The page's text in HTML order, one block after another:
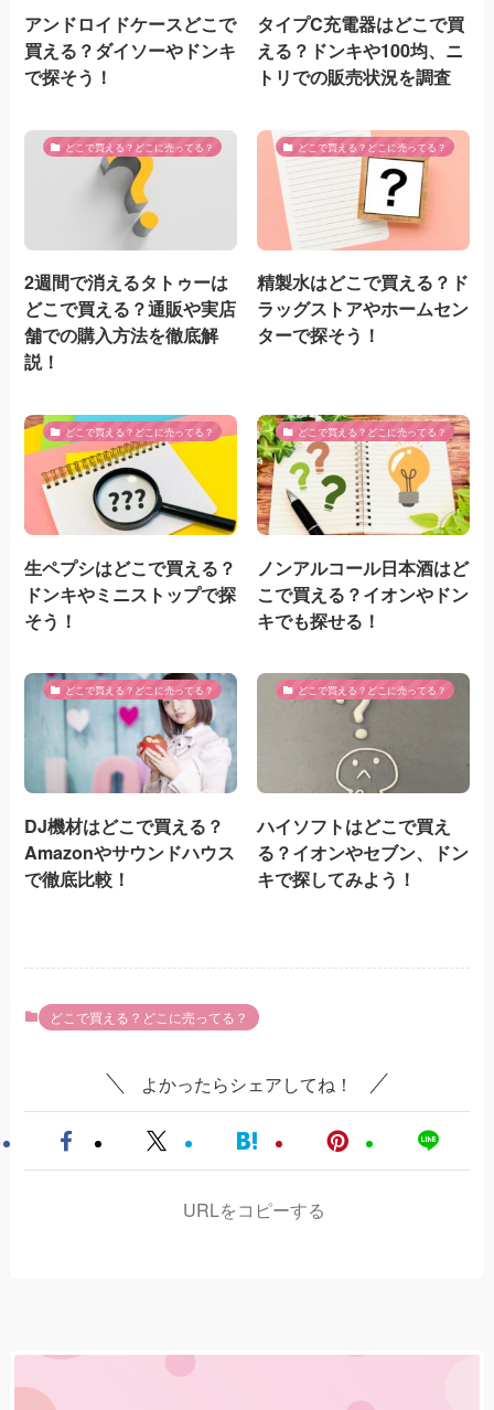
アンドロイドケースどこで
買える？ダイソーやドンキ
で探そう！
タイプC充電器はどこで買
える？ドンキや100均、ニ
トリでの販売状況を調査
どこで買える？どこに売ってる？
2週間で消えるタトゥーは
どこで買える？通販や実店
舗での購入方法を徹底解
説！
どこで買える？どこに売ってる？
精製水はどこで買える？ド
ラッグストアやホームセン
ターで探そう！
どこで買える？どこに売ってる？
生ペプシはどこで買える？
ドンキやミニストップで探
そう！
どこで買える？どこに売ってる？
ノンアルコール日本酒はど
こで買える？イオンやドン
キでも探せる！
どこで買える？どこに売ってる？
DJ機材はどこで買える？
Amazonやサウンドハウス
で徹底比較！
どこで買える？どこに売ってる？
ハイソフトはどこで買え
る？イオンやセブン、ドン
キで探してみよう！
どこで買える？どこに売ってる？
よかったらシェアしてね！
URLをコピーする